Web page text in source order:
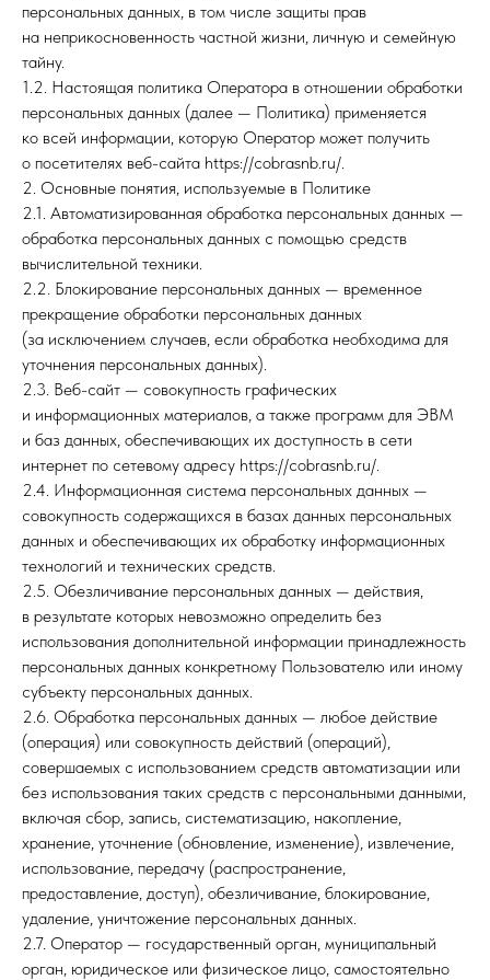
персональных данных, в том числе защиты прав
на неприкосновенность частной жизни, личную и семейную
тайну.
1.2. Настоящая политика Оператора в отношении обработки
персональных данных (далее — Политика) применяется
ко всей информации, которую Оператор может получить
о посетителях веб-сайта https://cobrasnb.ru/.
2. Основные понятия, используемые в Политике
2.1. Автоматизированная обработка персональных данных —
обработка персональных данных с помощью средств
вычислительной техники.
2.2. Блокирование персональных данных — временное
прекращение обработки персональных данных
(за исключением случаев, если обработка необходима для
уточнения персональных данных).
2.3. Веб-сайт — совокупность графических
и информационных материалов, а также программ для ЭВМ
и баз данных, обеспечивающих их доступность в сети
интернет по сетевому адресу https://cobrasnb.ru/.
2.4. Информационная система персональных данных —
совокупность содержащихся в базах данных персональных
данных и обеспечивающих их обработку информационных
технологий и технических средств.
2.5. Обезличивание персональных данных — действия,
в результате которых невозможно определить без
использования дополнительной информации принадлежность
персональных данных конкретному Пользователю или иному
субъекту персональных данных.
2.6. Обработка персональных данных — любое действие
(операция) или совокупность действий (операций),
совершаемых с использованием средств автоматизации или
без использования таких средств с персональными данными,
включая сбор, запись, систематизацию, накопление,
хранение, уточнение (обновление, изменение), извлечение,
использование, передачу (распространение,
предоставление, доступ), обезличивание, блокирование,
удаление, уничтожение персональных данных.
2.7. Оператор — государственный орган, муниципальный
орган, юридическое или физическое лицо, самостоятельно